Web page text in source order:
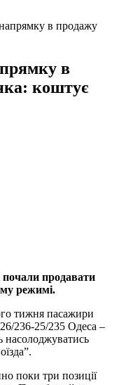
напрямку в продажу
в
коштує
почали продавати
режимі.
тижня пасажири
236-25/235 Одеса –
насолоджуватись
поки три позиції